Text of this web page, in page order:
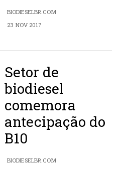
BIODIESELBR.COM
23 NOV 2017
Setor de
biodiesel
comemora
antecipação do
B10
BIODIESELBR.COM